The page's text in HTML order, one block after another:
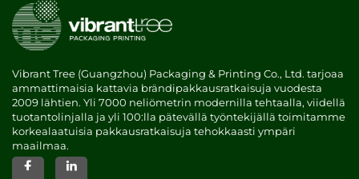
Vibrant Tree (Guangzhou) Packaging & Printing Co., Ltd. tarjoaa
ammattimaisia kattavia brändipakkausratkaisuja vuodesta
2009 lähtien. Yli 7000 neliömetrin modernilla tehtaalla, viidellä
tuotantolinjalla ja yli 100:lla pätevällä työntekijällä toimitamme
korkealaatuisia pakkausratkaisuja tehokkaasti ympäri
maailmaa.